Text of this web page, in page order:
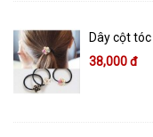
Dây cột
38,000 đ